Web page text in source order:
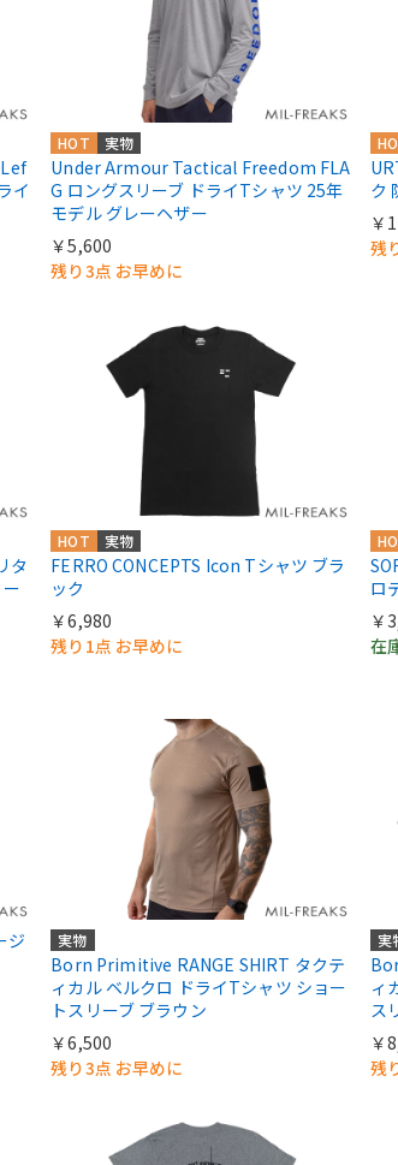
イ
HOT 実物
Under Armour Tactical Freedom FLA
G ロングスリーブ ドライTシャツ 25年
モデル グレーヘザー
￥5,600
残り3点 お早めに
ク
￥
残
タ
HOT 実物
FERRO CONCEPTS Icon Tシャツ ブラ
ック
￥6,980
残り1点 お早めに
ロ
￥
在
ジ
実物
Born Primitive RANGE SHIRT タクテ
ィカル ベルクロ ドライTシャツ ショー
トスリーブ ブラウン
￥6,500
残り3点 お早めに
実
ィ
ス
￥
残